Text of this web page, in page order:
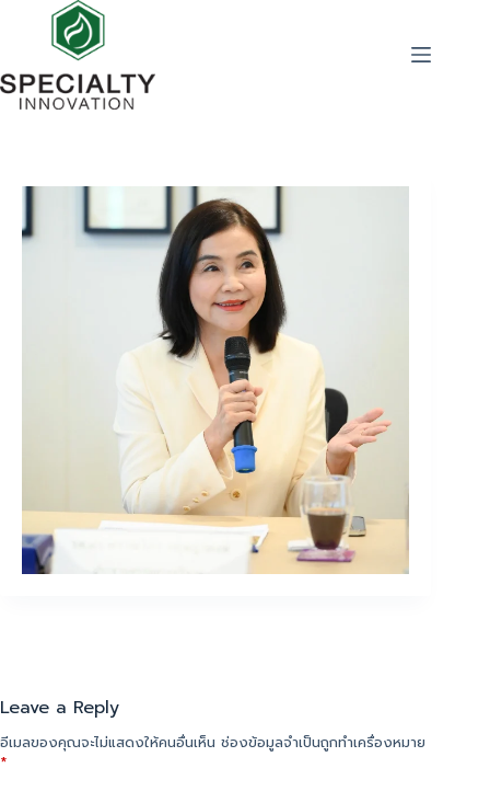
Leave a Reply
อีเมลของคุณจะไม่แสดงให้คนอื่นเห็น ช่องข้อมูลจำเป็นถูกทำเครื่องหมาย
*